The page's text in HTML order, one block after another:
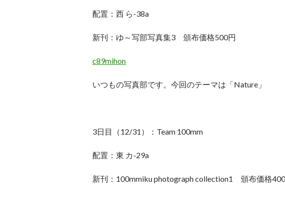
配置：西 ら-38a
新刊：ゆ～写部写真集3 頒布価格500円
c89mihon
いつもの写真部です。今回のテーマは「Nature」
3日目（12/31）：Team 100mm
配置：東 カ-29a
新刊：100mmiku photograph collection1 頒布価格